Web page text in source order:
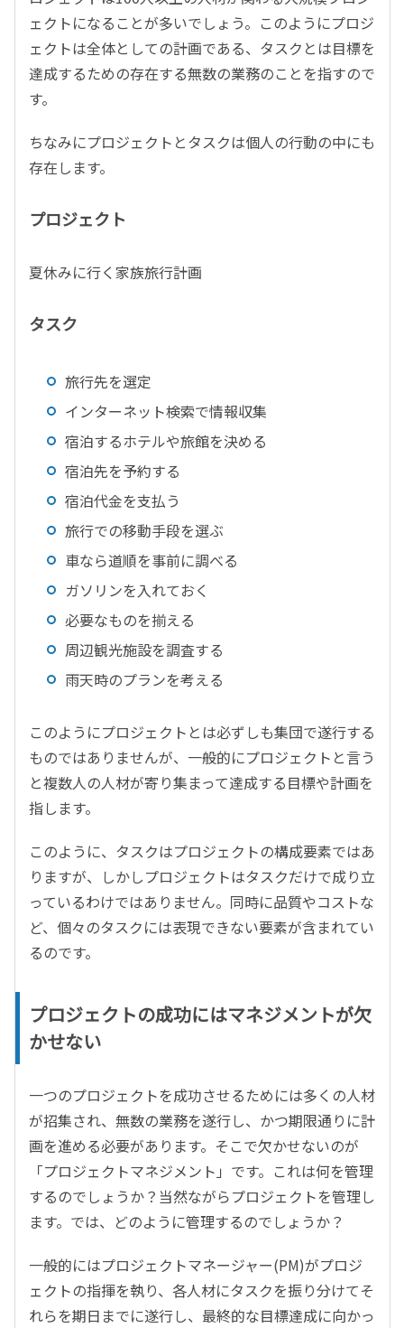
ェクトになることが多いでしょう。このようにプロジ
ェクトは全体としての計画である、タスクとは目標を
達成するための存在する無数の業務のことを指すので
す。
ちなみにプロジェクトとタスクは個人の行動の中にも
存在します。
プロジェクト
夏休みに行く家族旅行計画
タスク
旅行先を選定
インターネット検索で情報収集
宿泊するホテルや旅館を決める
宿泊先を予約する
宿泊代金を支払う
旅行での移動手段を選ぶ
車なら道順を事前に調べる
ガソリンを入れておく
必要なものを揃える
周辺観光施設を調査する
雨天時のプランを考える
このようにプロジェクトとは必ずしも集団で遂行する
ものではありませんが、一般的にプロジェクトと言う
と複数人の人材が寄り集まって達成する目標や計画を
指します。
このように、タスクはプロジェクトの構成要素ではあ
りますが、しかしプロジェクトはタスクだけで成り立
っているわけではありません。同時に品質やコストな
ど、個々のタスクには表現できない要素が含まれてい
るのです。
プロジェクトの成功にはマネジメントが欠
かせない
一つのプロジェクトを成功させるためには多くの人材
が招集され、無数の業務を遂行し、かつ期限通りに計
画を進める必要があります。そこで欠かせないのが
「プロジェクトマネジメント」です。これは何を管理
するのでしょうか？当然ながらプロジェクトを管理し
ます。では、どのように管理するのでしょうか？
一般的にはプロジェクトマネージャー(PM)がプロジ
ェクトの指揮を執り、各人材にタスクを振り分けてそ
れらを期日までに遂行し、最終的な目標達成に向かっ